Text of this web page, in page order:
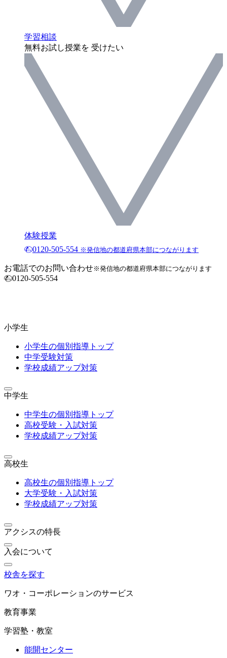
学習相談
無料お試し授業を 受けたい
体験授業
0120-505-554 ※発信地の都道府県本部につながります
お電話でのお問い合わせ※発信地の都道府県本部につながります
0120-505-554
小学生
小学生の個別指導トップ
中学受験対策
学校成績アップ対策
中学生
中学生の個別指導トップ
高校受験・入試対策
学校成績アップ対策
高校生
高校生の個別指導トップ
大学受験・入試対策
学校成績アップ対策
アクシスの特長
入会について
校舎を探す
ワオ・コーポレーションのサービス
教育事業
学習塾・教室
能開センター